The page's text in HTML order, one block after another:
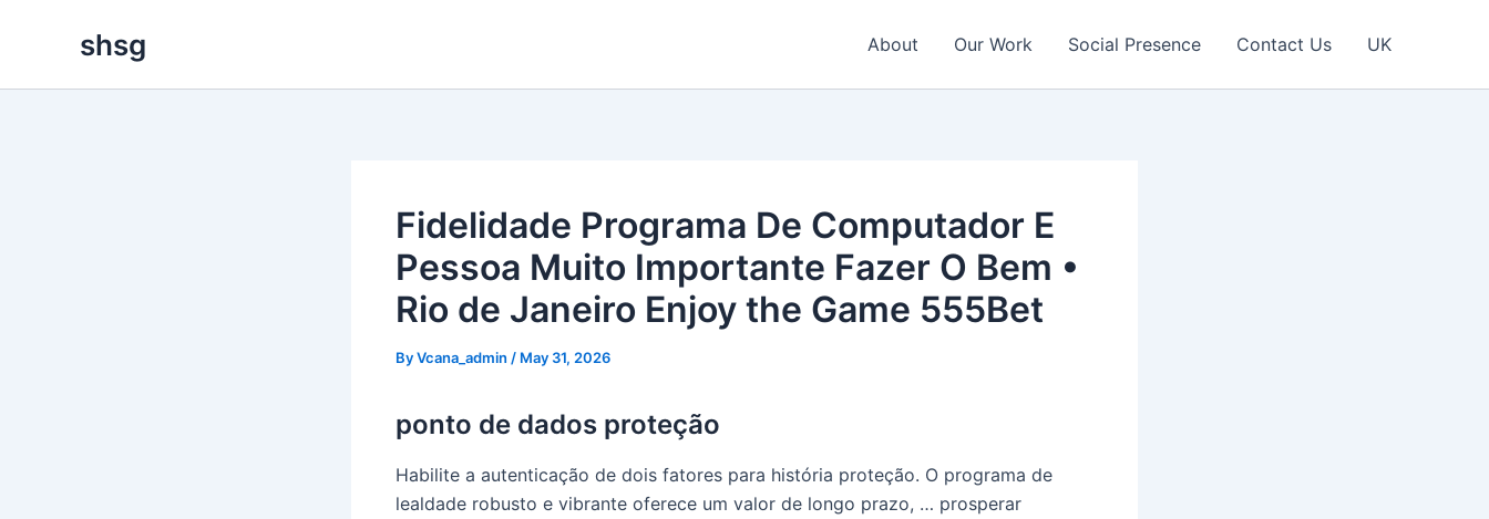
shsg About Our Work Social Presence Contact Us UK
Fidelidade Programa De Computador E
Pessoa Muito Importante Fazer O Bem •
Rio de Janeiro Enjoy the Game 555Bet
ByVcana_admin / May 31, 2026
ponto de dados proteção
Habilite a autenticação de dois fatores para história proteção. O programa de
lealdade robusto e vibrante oferece um valor de longo prazo, … prosperar